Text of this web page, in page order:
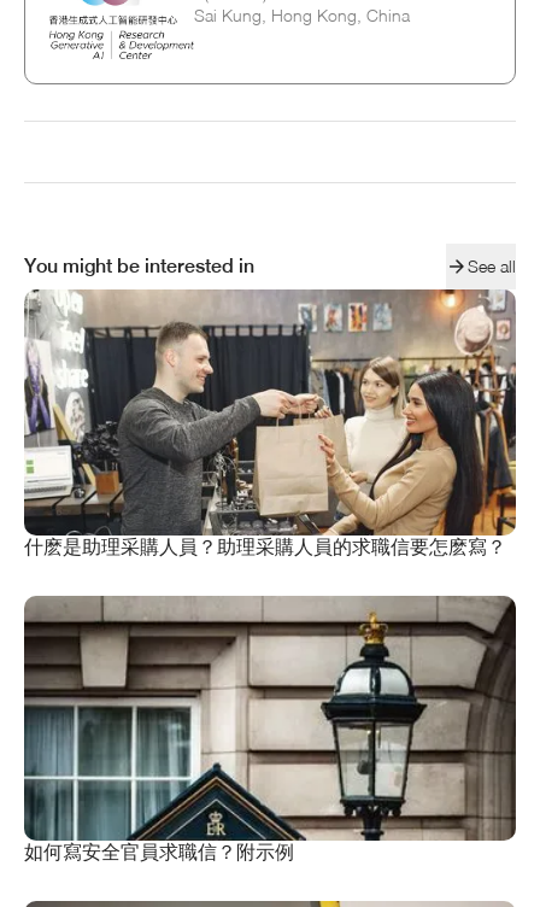
Sai Kung, Hong Kong, China
You might be interested in See all
什麽是助理采購人員？助理采購人員的求職信要怎麽寫？
如何寫安全官員求職信？附示例